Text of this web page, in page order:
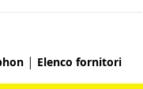
| Elenco fornitori